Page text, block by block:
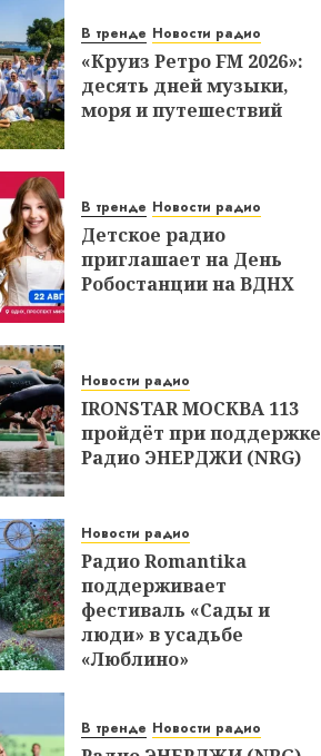
В тренде Новости радио
«Круиз Ретро FM 2026»:
десять дней музыки,
моря и путешествий
В тренде Новости радио
Детское радио
приглашает на День
Робостанции на ВДНХ
Новости радио
IRONSTAR МОСКВА 113
пройдёт при поддержке
Радио ЭНЕРДЖИ (NRG)
Новости радио
Радио Romantika
поддерживает
фестиваль «Сады и
люди» в усадьбе
«Люблино»
В тренде Новости радио